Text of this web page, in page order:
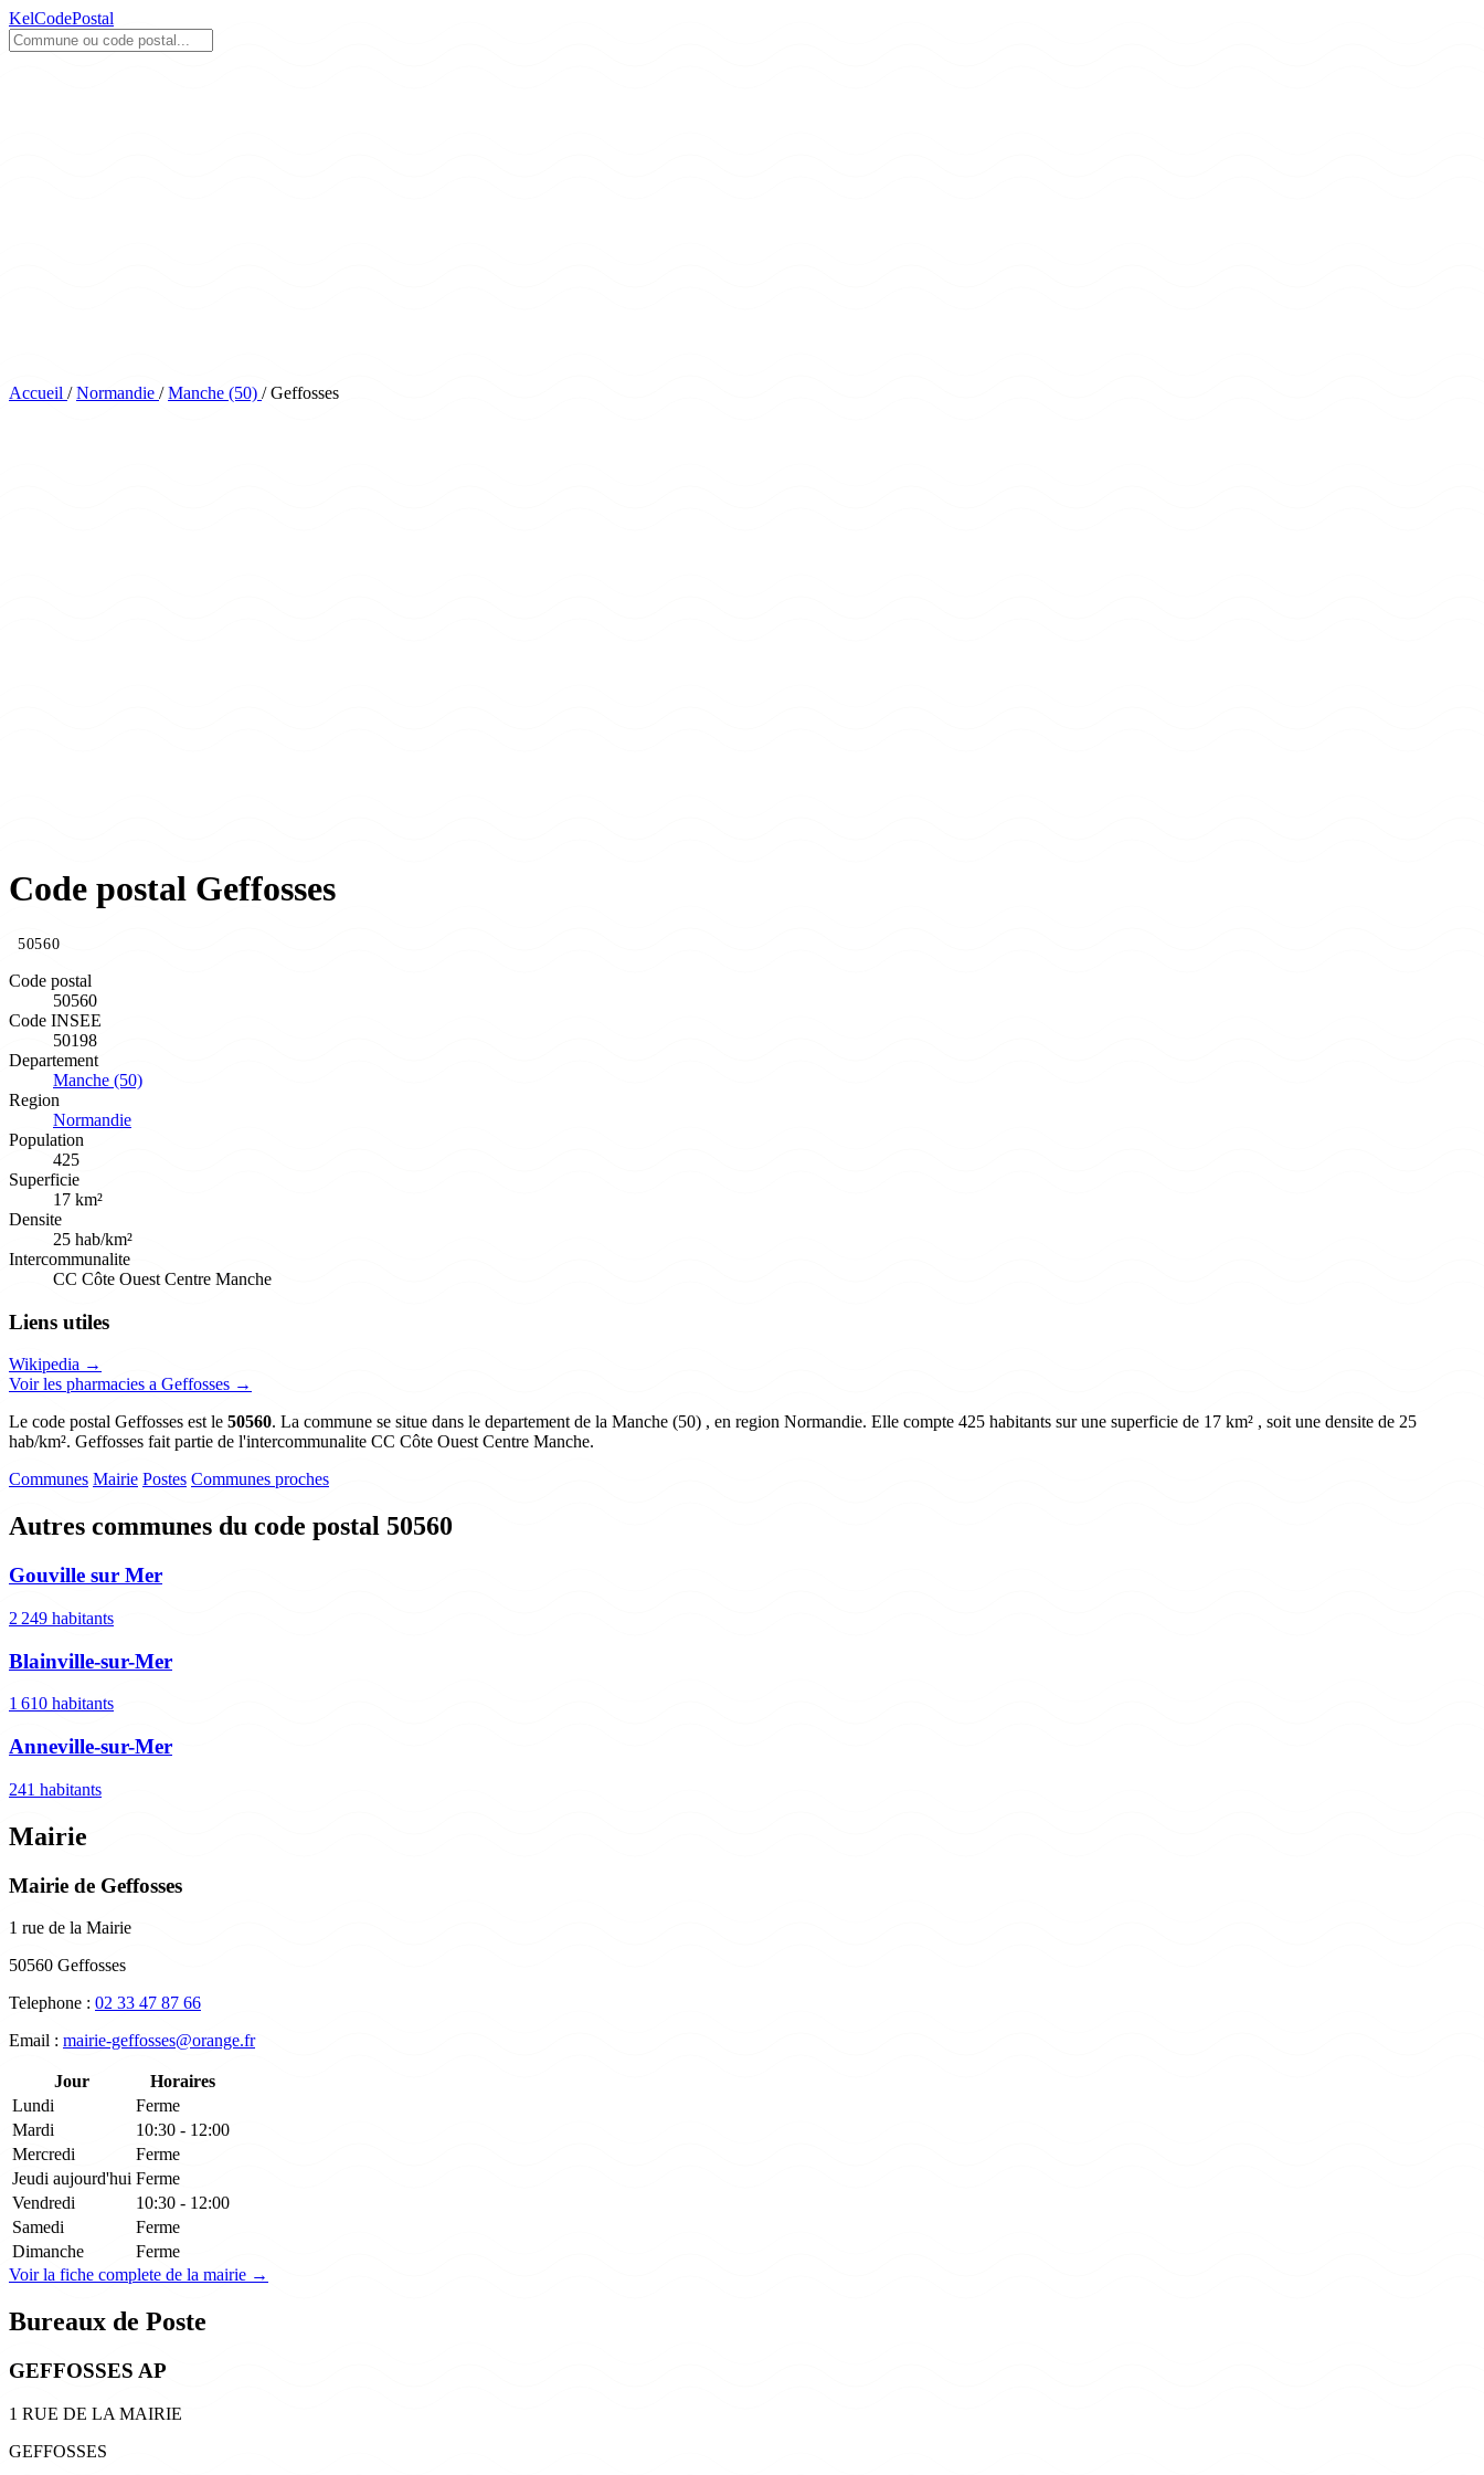
KelCodePostal
Accueil / Normandie / Manche (50) / Geffosses
Code postal Geffosses
50560
Code postal
50560
Code INSEE
50198
Departement
Manche (50)
Region
Normandie
Population
425
Superficie
17 km²
Densite
25 hab/km²
Intercommunalite
CC Côte Ouest Centre Manche
Liens utiles
Wikipedia →
Voir les pharmacies a Geffosses →
Le code postal Geffosses est le 50560. La commune se situe dans le departement de la Manche (50) , en region Normandie. Elle compte 425 habitants sur une superficie de 17 km² , soit une densite de 25
hab/km². Geffosses fait partie de l'intercommunalite CC Côte Ouest Centre Manche.
Communes Mairie Postes Communes proches
Autres communes du code postal 50560
Gouville sur Mer
2 249 habitants
Blainville-sur-Mer
1 610 habitants
Anneville-sur-Mer
241 habitants
Mairie
Mairie de Geffosses
1 rue de la Mairie
50560 Geffosses
Telephone : 02 33 47 87 66
Email : mairie-geffosses@orange.fr
Jour
Horaires
Lundi
Ferme
Mardi
10:30 - 12:00
Mercredi
Ferme
Jeudi aujourd'hui Ferme
Vendredi
10:30 - 12:00
Samedi
Ferme
Dimanche
Ferme
Voir la fiche complete de la mairie →
Bureaux de Poste
GEFFOSSES AP
1 RUE DE LA MAIRIE
GEFFOSSES